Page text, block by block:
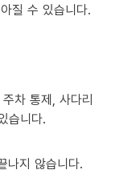
질 수 있습니다.
차 통제, 사다리
습니다.
나지 않습니다.